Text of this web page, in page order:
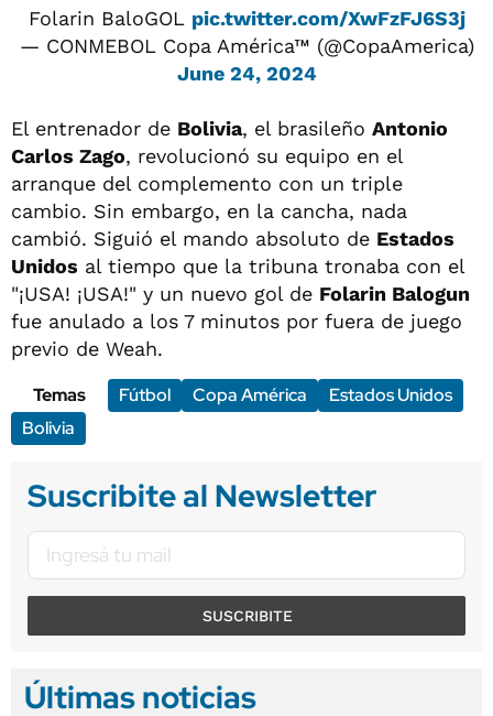
Folarin BaloGOL pic.twitter.com/XwFzFJ6S3j
— CONMEBOL Copa América™ (@CopaAmerica)
June 24, 2024
El entrenador de Bolivia, el brasileño Antonio
Carlos Zago, revolucionó su equipo en el
arranque del complemento con un triple
cambio. Sin embargo, en la cancha, nada
cambió. Siguió el mando absoluto de Estados
Unidos al tiempo que la tribuna tronaba con el
"¡USA! ¡USA!" y un nuevo gol de Folarin Balogun
fue anulado a los 7 minutos por fuera de juego
previo de Weah.
Temas
Fútbol Copa América
Estados Unidos
Bolivia
Suscribite al Newsletter
SUSCRIBITE
Últimas noticias